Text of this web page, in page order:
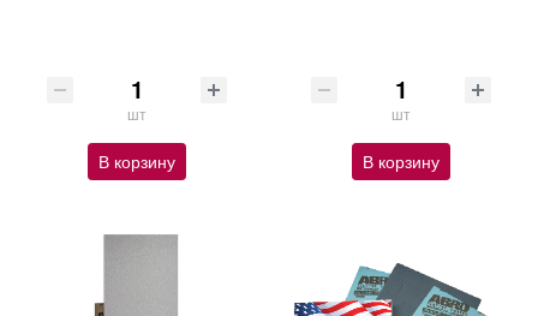
шт
В корзину
шт
В корзину